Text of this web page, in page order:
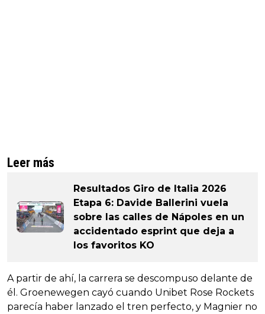
Leer más
Resultados Giro de Italia 2026
Etapa 6: Davide Ballerini vuela
sobre las calles de Nápoles en un
accidentado esprint que deja a
los favoritos KO
A partir de ahí, la carrera se descompuso delante de
él. Groenewegen cayó cuando Unibet Rose Rockets
parecía haber lanzado el tren perfecto, y Magnier no